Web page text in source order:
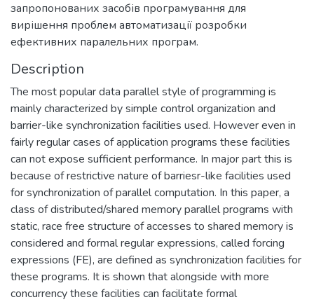
запропонованих засобів програмування для
вирішення проблем автоматизації розробки
ефективних паралельних програм.
Description
The most popular data parallel style of programming is
mainly characterized by simple control organization and
barrier-like synchronization facilities used. However even in
fairly regular cases of application programs these facilities
can not expose sufficient performance. In major part this is
because of restrictive nature of barriesr-like facilities used
for synchronization of parallel computation. In this paper, a
class of distributed/shared memory parallel programs with
static, race free structure of accesses to shared memory is
considered and formal regular expressions, called forcing
expressions (FE), are defined as synchronization facilities for
these programs. It is shown that alongside with more
concurrency these facilities can facilitate formal